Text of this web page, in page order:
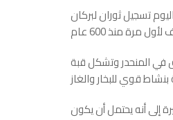
تسجيل ثوران لبركان
في المنحدر وتشكل قبة
إلى أنه يحتمل أن يكون